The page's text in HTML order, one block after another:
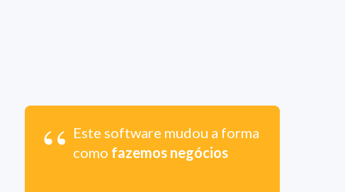
“ Este software mudou a forma
como fazemos negócios